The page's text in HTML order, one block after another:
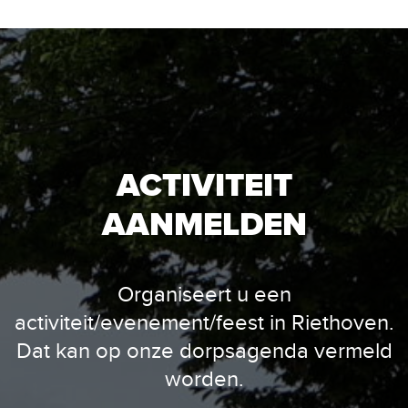
ACTIVITEIT
AANMELDEN
Organiseert u een
activiteit/evenement/feest in Riethoven.
Dat kan op onze dorpsagenda vermeld
worden.